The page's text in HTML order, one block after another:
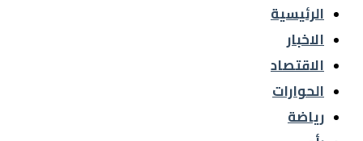
الرئيسية
الاخبار
الاقتصاد
الحوارات
رياضة